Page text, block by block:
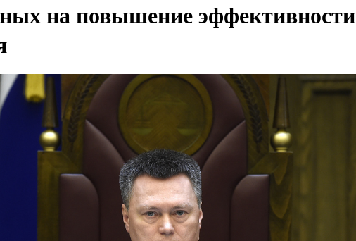
на повышение эффективности